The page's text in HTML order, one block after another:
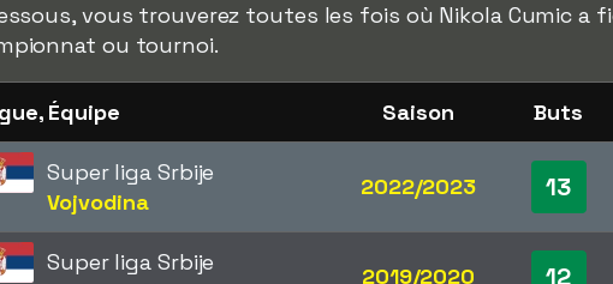
vous trouverez toutes les fois où Nikola Cumic a
ou tournoi.
Équipe Saison Buts
Super liga Srbije
Vojvodina
2022/2023 13
Super liga Srbije
2019/2020 12